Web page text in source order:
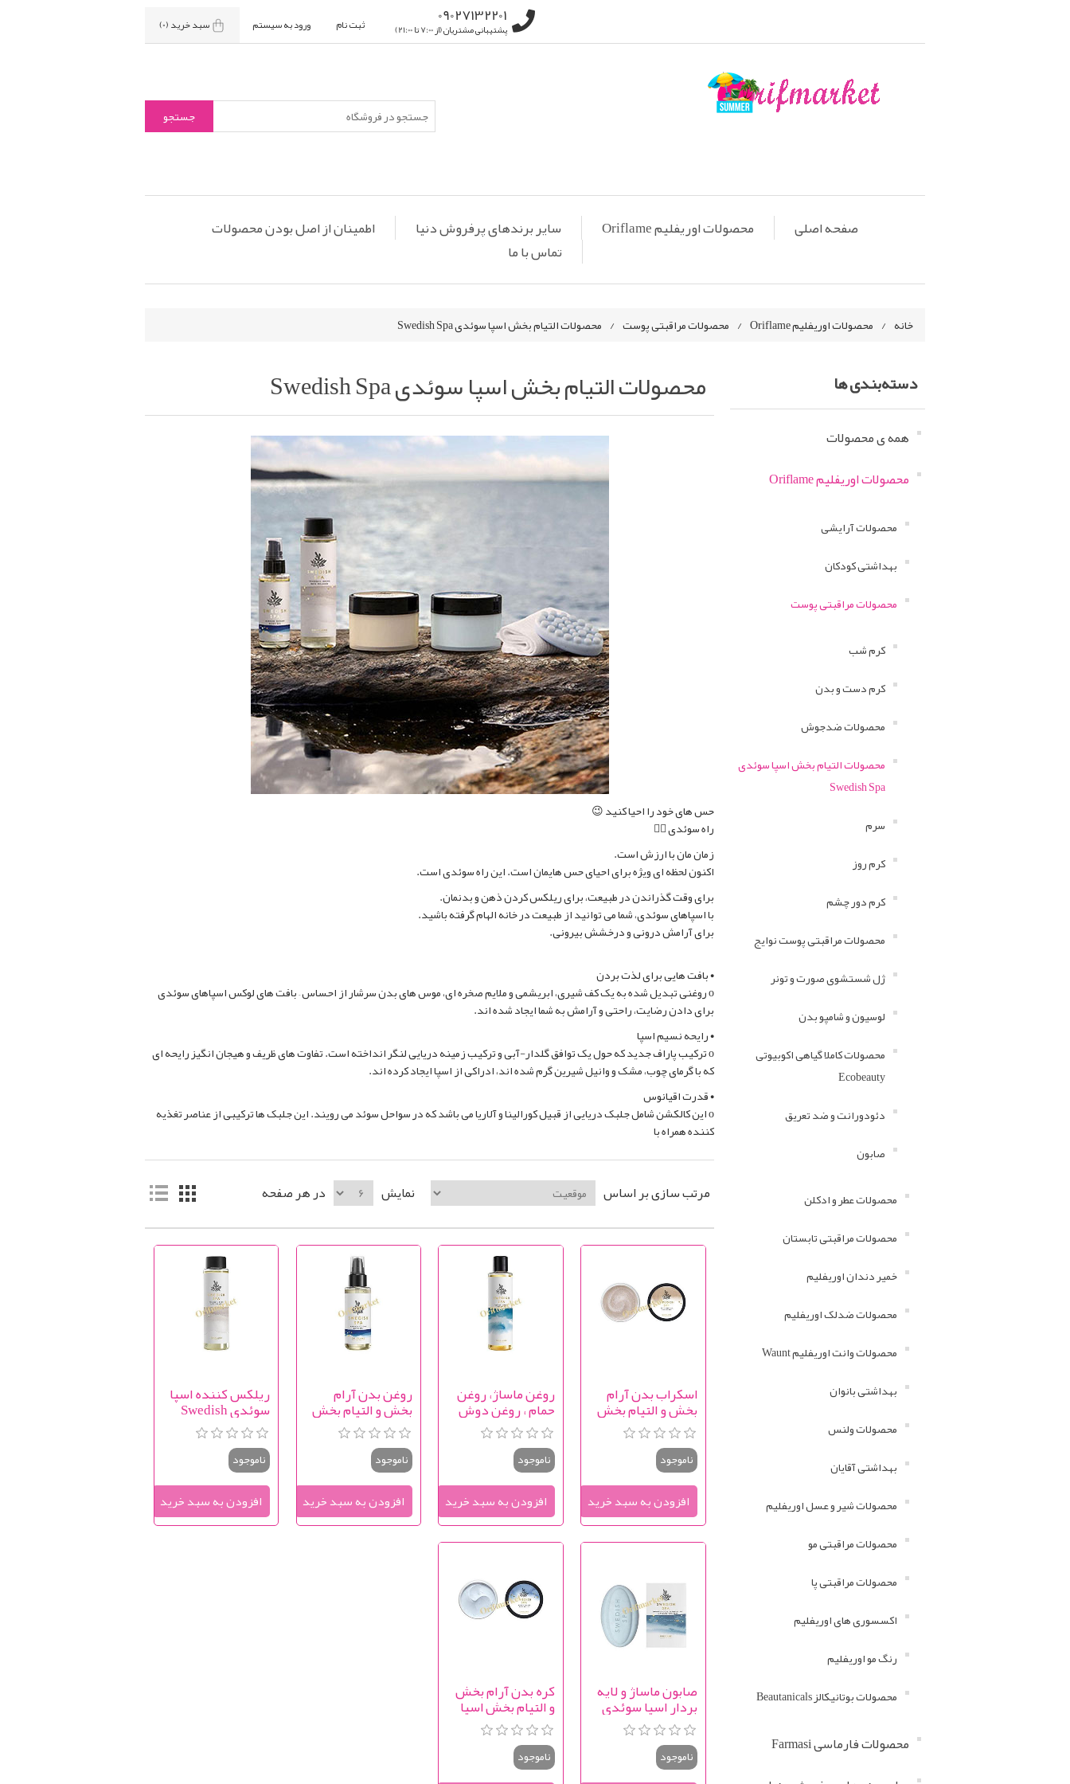
09027132201
پشتیبانی مشتریان (از 7:00 تا 21:00) ثبت نام ورود به سیستم سبد خرید(0)
صفحه اصلی محصولات اوریفلیم Oriflame سایر برندهای پرفروش دنیا
اطمینان از اصل بودن محصولات
تماس با ما
خانه / محصولات اوریفلیم Oriflame / محصولات مراقبتی پوست / محصولات التیام بخش اسپا سوئدی Swedish Spa
دسته‌بندی ها
همه ی محصولات
محصولات اوریفلیم Oriflame
محصولات آرایشی
بهداشتی کودکان
محصولات مراقبتی پوست
کرم شب
کرم دست و بدن
محصولات ضدجوش
محصولات التیام بخش اسپا سوئدی
Swedish Spa
سرم
کرم روز
کرم دور چشم
محصولات مراقبتی پوست نوایج
ژل شستشوی صورت و تونر
لوسیون و شامپو بدن
محصولات کاملا گیاهی اکوبیوتی
Ecobeauty
دئودورانت و ضد تعریق
صابون
محصولات عطر و ادکلن
محصولات مراقبتی تابستان
خمیر دندان اوریفلیم
محصولات ضدلک اوریفلیم
محصولات وانت اوریفلیم Waunt
بهداشتی بانوان
محصولات ولنس
بهداشتی آقایان
محصولات شیر و عسل اوریفلیم
محصولات مراقبتی مو
محصولات مراقبتی پا
اکسسوری های اوریفلیم
رنگ مو اوریفلیم
محصولات بوتانیکالز Beautanicals
محصولات فارماسی Farmasi
محصولات التیام بخش اسپا سوئدی Swedish Spa
حس های خود را احیا کنید 😉
راه سوئدی 👌🏻
زمان مان با ارزش است.
اکنون لحظه ای ویژه برای احیای حس هایمان است. این راه سوئدی است.
برای وقت گذراندن در طبیعت، برای ریلکس کردن ذهن و بدنمان.
با اسپاهای سوئدی، شما می توانید از طبیعت در خانه الهام گرفته باشید.
برای آرامش درونی و درخشش بیرونی.
• بافت هایی برای لذت بردن
o روغنی تبدیل شده به یک کف شیری، ابریشمی و ملایم صخره ای، موس های بدن سرشار از احساس – بافت های لوکس اسپاهای سوئدی
برای دادن رضایت، راحتی و آرامش به شما ایجاد شده اند.
• رایحه نسیم اسپا
o ترکیب پاراف جدید که حول یک توافق گلدار-آبی و ترکیب زمینه دریایی لنگر انداخته است. تفاوت های ظریف و هیجان انگیز رایحه ای
که با گرمای چوب، مشک و وانیل شیرین گرم شده اند، ادراکی از اسپا ایجاد کرده اند.
• قدرت اقیانوس
o این کالکشن شامل جلبک دریایی از قبیل کورالینا و آلاریا می باشد که در سواحل سوئد می رویند. این جلبک ها ترکیبی از عناصر تغذیه
کننده همراه با
مرتب سازی بر اساس نمایش در هر صفحه
اسکراب بدن آرام
بخش و التیام بخش
اسپا سوئدی
Swedish Spa Salt
Crystals Body
Scrub
ناموجود
روغن ماساژ، روغن
حمام ، روغن دوش
اسپا سوئدی
Swedish Spa
Gentle Ripples
Shower Oil
ناموجود
روغن بدن آرام
بخش و التیام بخش
اسپا سوئدی
Swedish Spa
Mirror Ocean
Body Oil
ناموجود
ریلکس کننده اسپا
سوئدی Swedish
Spa Tranquil Drops
Bath Relaxer
ناموجود
صابون ماساژ و لایه
بردار اسپا سوئدی
Swedish SPA
Whipped Waves
Body Butter
ناموجود
کره بدن آرام بخش
و التیام بخش اسپا
سوئدی Swedish
Spa Tranquil Drops
Bath Relaxer
ناموجود